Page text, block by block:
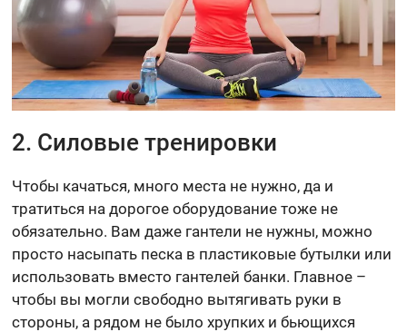
2. Силовые тренировки
Чтобы качаться, много места не нужно, да и
тратиться на дорогое оборудование тоже не
обязательно. Вам даже гантели не нужны, можно
просто насыпать песка в пластиковые бутылки или
использовать вместо гантелей банки. Главное –
чтобы вы могли свободно вытягивать руки в
стороны, а рядом не было хрупких и бьющихся